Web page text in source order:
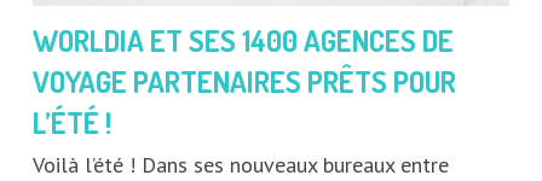
WORLDIA ET SES 1400 AGENCES DE
VOYAGE PARTENAIRES PRÊTS POUR
L’ÉTÉ !
Voilà l’été ! Dans ses nouveaux bureaux entre